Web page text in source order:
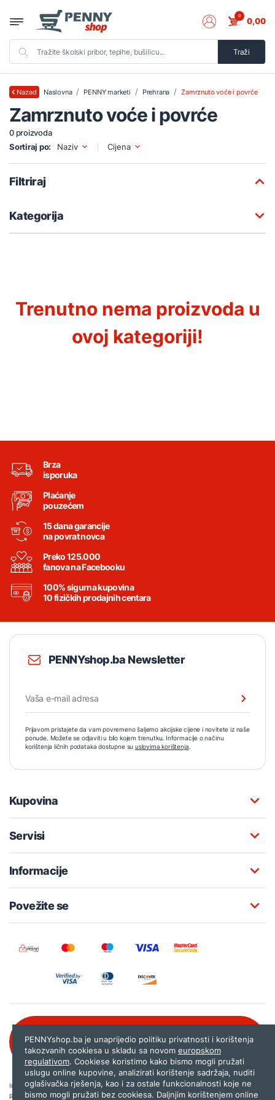
Traži
0 0,00
Nazad Naslovna PENNY marketi Prehrana Zamrznuto voće i povrće
Zamrznuto voće i povrće
0 proizvoda
Sortiraj po:
Naziv Cijena
Filtriraj
Kategorija
Trenutno nema proizvoda u
ovoj kategoriji!
Brza
isporuka
Plaćanje
pouzećem
15 dana garancije
na povrat novca
Preko 125.000
fanova na Facebooku
100% sigurna kupovina
10 fizičkih prodajnih centara
PENNYshop.ba Newsletter
Prijavom pristajete da vam povremeno šaljemo akcijske cijene i novitete iz naše
ponude. Možete se odjaviti u bilo kojem trenutku. Informacije o načinu
korištenja ličnih podataka dostupne su uslovima korištenja.
Kupovina
Servisi
Informacije
Povežite se
080 020 261
Internet trgovina PENNYshop.ba nastoji objavljivati samo provjerene i pravilne
podatke. Ako na našoj stranici otkrijete neistinite, odnosno neadekvatne informacije,
PENNYshop.ba je unaprijedio politiku privatnosti i korištenja
takozvanih cookiesa u skladu sa novom europskom
regulativom. Cookiese koristimo kako bismo mogli pružati
uslugu online kupovine, analizirati korištenje sadržaja, nuditi
oglašivačka rješenja, kao i za ostale funkcionalnosti koje ne
bismo mogli pružati bez cookiesa. Daljnjim korištenjem online